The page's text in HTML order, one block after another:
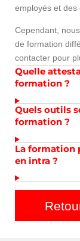
employés et des
Cependant,
de formation
contacter pour
Quelle
formation ?
Quels outils
formation ?
La formation
en intra ?